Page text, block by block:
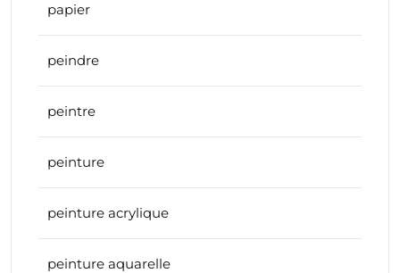
papier
peindre
peintre
peinture
peinture acrylique
peinture aquarelle